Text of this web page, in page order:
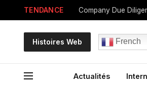
TENDANCE
Histoires Web French
Actualités
Vladimir
cinquième